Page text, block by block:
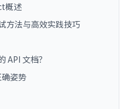
概述
方法与高效实践技巧
API 文档？
姿势